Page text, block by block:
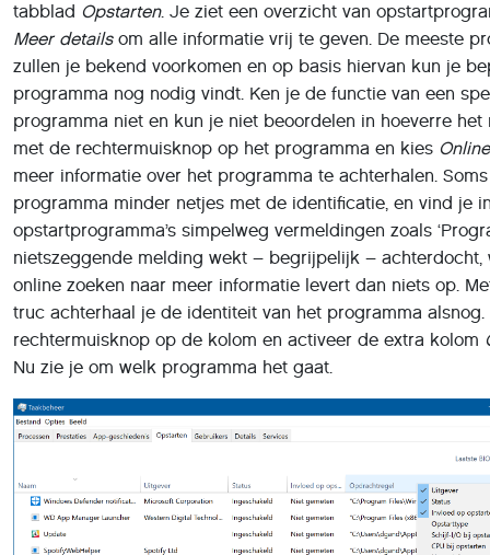
tabblad Opstarten. Je ziet een overzicht van
Meer detailsom alle informatie vrij te geven. De meeste
zullen je bekend voorkomen en op basis hiervan kun je
programma nog nodig vindt. Ken je de functie van een
programma niet en kun je niet beoordelen in hoeverre het
met de rechtermuisknop op het programma en kies
meer informatie over het programma te achterhalen.
programma minder netjes met de identificatie, en vind je
opstartprogramma’s simpelweg vermeldingen zoals
nietszeggende melding wekt – begrijpelijk – achterdocht,
online zoeken naar meer informatie levert dan niets op.
truc achterhaal je de identiteit van het programma
rechtermuisknop op de kolom en activeer de extra kolom
Nu zie je om welk programma het gaat.